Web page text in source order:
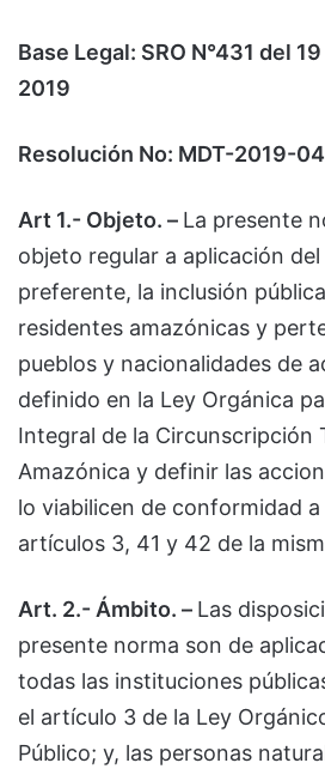
Base Legal: SRO N°431 del
2019
Resolución No: MDT-2019-
Art 1.- Objeto. – La presente
objeto regular a aplicación
preferente, la inclusión
residentes amazónicas y
pueblos y nacionalidades de
definido en la Ley Orgánica
Integral de la Circunscripción
Amazónica y definir las
lo viabilicen de conformidad
artículos 3, 41 y 42 de la
Art. 2.- Ámbito. – Las
presente norma son de
todas las instituciones
el artículo 3 de la Ley
Público; y, las personas